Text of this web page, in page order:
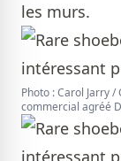
les murs.
Photo : Carol Jarry
commercial agréé